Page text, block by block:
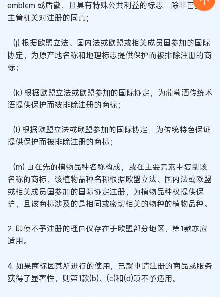
emblem 或盾徽，且具有特殊公共利益的标志，除非已获得
主管机关对注册的同意；
(j) 根据欧盟立法、国内法或欧盟或相关成员国参加的国际
协定，为原产地名称和地理标志提供保护而被排除注册的商
标；
(k) 根据欧盟立法或欧盟参加的国际协定，为葡萄酒传统术
语提供保护而被排除注册的商标；
(l) 根据欧盟立法或欧盟参加的国际协定，为传统特色保证
提供保护而被排除注册的商标；
(m) 由在先的植物品种名称构成，或在主要元素中复制该
名称的商标，该植物品种名称根据欧盟立法、国内法或欧盟
或相关成员国参加的国际协定注册，为植物品种权提供保
护，且该商标涉及的是相同或密切相关的物种的植物品种。
2. 即使不予注册的理由仅存在于欧盟部分地区，第1款亦应
适用。
4. 如果商标因其所进行的使用，已就申请注册的商品或服务
获得了显著性，则第1款(b)、(c)和(d)项不予适用。